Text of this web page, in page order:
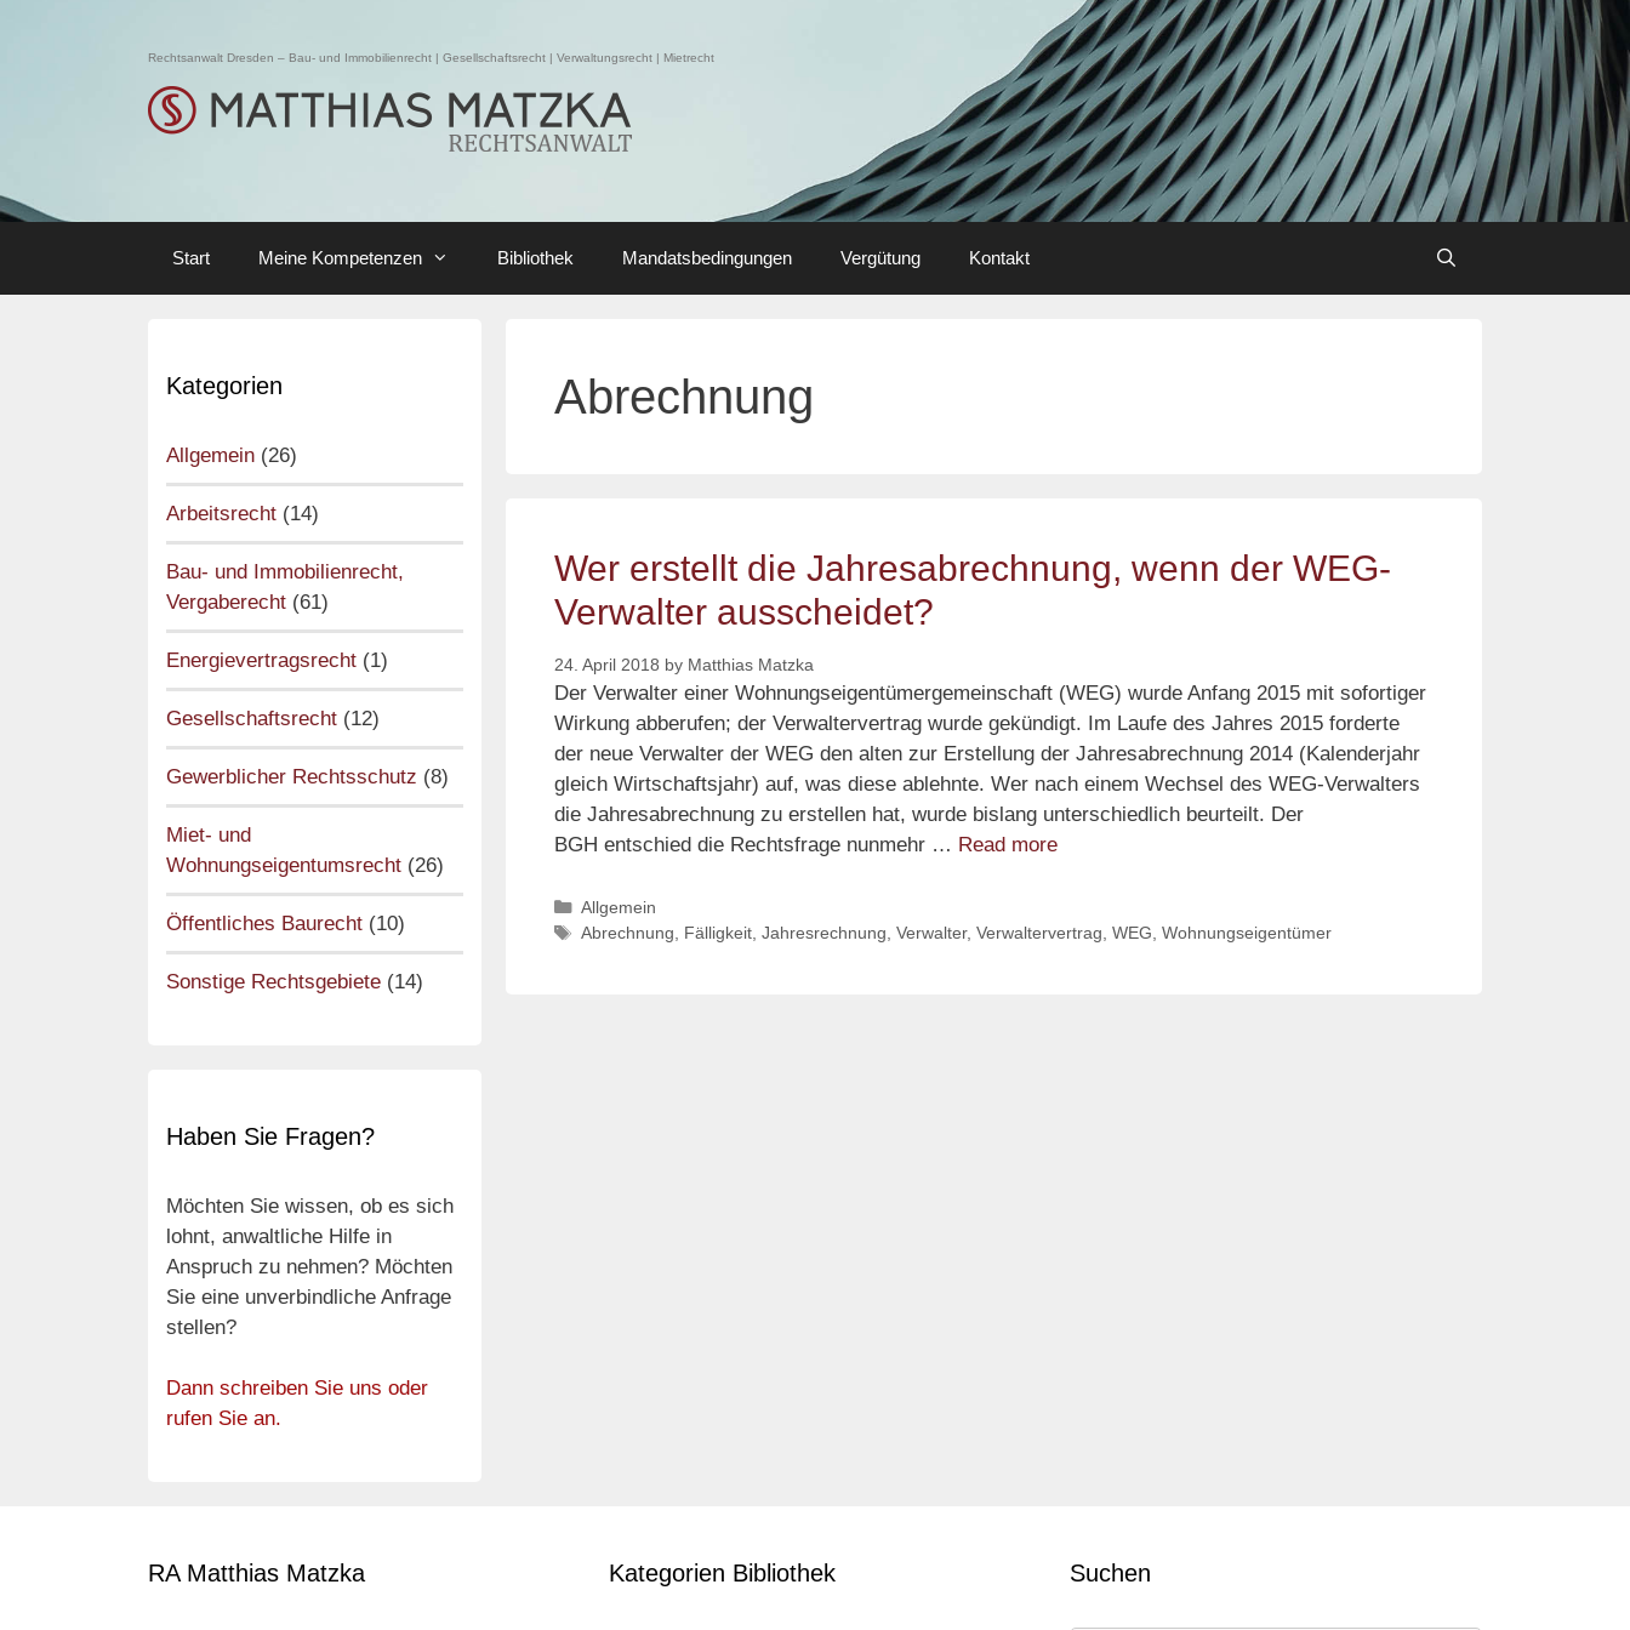
Rechtsanwalt Dresden – Bau- und Immobilienrecht | Gesellschaftsrecht | Verwaltungsrecht | Mietrecht
Start Meine Kompetenzen Bibliothek Mandatsbedingungen Vergütung Kontakt
Abrechnung
Wer erstellt die Jahresabrechnung, wenn der WEG-
Verwalter ausscheidet?
24. April 2018 by Matthias Matzka
Der Verwalter einer Wohnungseigentümergemeinschaft (WEG) wurde Anfang 2015 mit sofortiger
Wirkung abberufen; der Verwaltervertrag wurde gekündigt. Im Laufe des Jahres 2015 forderte
der neue Verwalter der WEG den alten zur Erstellung der Jahresabrechnung 2014 (Kalenderjahr
gleich Wirtschaftsjahr) auf, was diese ablehnte. Wer nach einem Wechsel des WEG-Verwalters
die Jahresabrechnung zu erstellen hat, wurde bislang unterschiedlich beurteilt. Der
BGH entschied die Rechtsfrage nunmehr … Read moreWer
wenn
Categories
Allgemein
Tags
Abrechnung Fälligkeit, Jahresrechnung Verwalter, Verwaltervertrag WEG Wohnungseigentümer
Kategorien
Allgemein (26)
Arbeitsrecht (14)
Bau- und Immobilienrecht,
Vergaberecht (61)
Energievertragsrecht (1)
Gesellschaftsrecht (12)
Gewerblicher Rechtsschutz (8)
Miet- und
Wohnungseigentumsrecht (26)
Öffentliches Baurecht (10)
Sonstige Rechtsgebiete (14)
Haben Sie Fragen?
Möchten Sie wissen, ob es sich
lohnt, anwaltliche Hilfe in
Anspruch zu nehmen? Möchten
Sie eine unverbindliche Anfrage
stellen?
Dann schreiben Sie uns oder
rufen Sie an.
RA Matthias Matzka Kategorien Bibliothek Suchen